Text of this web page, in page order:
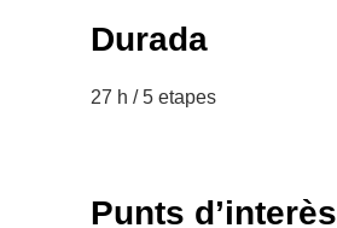
Durada
27 h / 5 etapes
Punts d’interès